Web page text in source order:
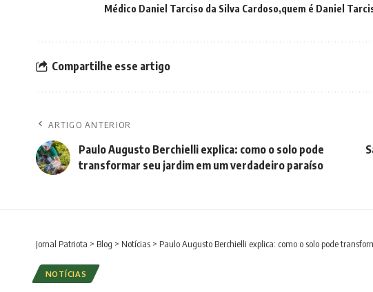
Médico Daniel Tarciso da Silva Cardoso quem é Daniel
Compartilhe esse artigo
ARTIGO ANTERIOR
Paulo Augusto Berchielli explica: como o solo pode
transformar seu jardim em um verdadeiro paraíso
Jornal Patriota > Blog > Notícias > Paulo Augusto Berchielli explica: como o solo pode
NOTÍCIAS